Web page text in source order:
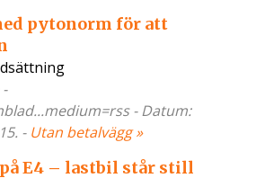
pytonorm för att
- Datum:
- Utan betalvägg »
E4 – lastbil står still